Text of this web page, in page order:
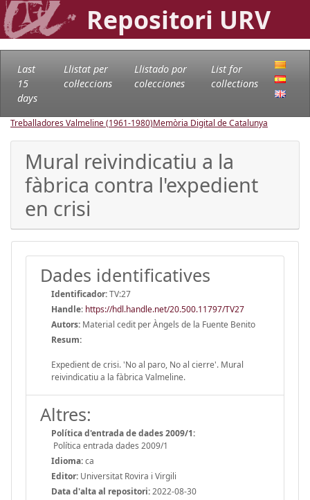
Repositori URV
Last
15
days
Llistat per
col·leccions
Llistado por
colecciones
List for
collections
Treballadores Valmeline (1961-1980)Memòria Digital de Catalunya
Mural reivindicatiu a la
fàbrica contra l'expedient
en crisi
Dades identificatives
Identificador:TV:27
Handle: https://hdl.handle.net/20.500.11797/TV27
Autors: Material cedit per Àngels de la Fuente Benito
Resum:
Expedient de crisi. 'No al paro, No al cierre'. Mural
reivindicatiu a la fàbrica Valmeline.
Altres:
Política d'entrada de dades 2009/1:
Política entrada dades 2009/1
Idioma:ca
Editor: Universitat Rovira i Virgili
Data d'alta al repositori:2022-08-30